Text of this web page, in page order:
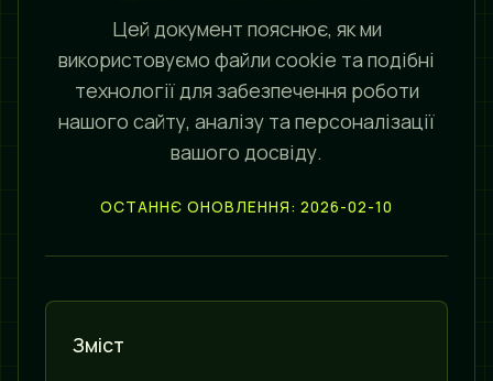
Цей документ пояснює, як ми
використовуємо файли cookie та подібні
технології для забезпечення роботи
нашого сайту, аналізу та персоналізації
вашого досвіду.
ОСТАННЄ ОНОВЛЕННЯ: 2026-02-10
Зміст